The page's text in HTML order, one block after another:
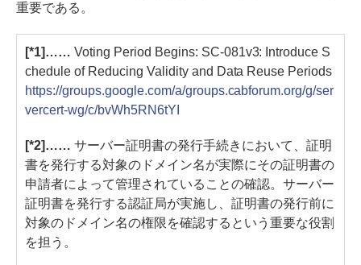
重要である。
[*1]…… Voting Period Begins: SC-081v3: Introduce S
chedule of Reducing Validity and Data Reuse Periods
https://groups.google.com/a/groups.cabforum.org/g/ser
vercert-wg/c/bvWh5RN6tYI
[*2]…… サーバー証明書の発行手続きにおいて、証明
書を発行する対象のドメイン名が実際にその証明書の
申請者によって管理されていることの確認。サーバー
証明書を発行する認証局が実施し、証明書の発行前に
対象のドメイン名の権限を確認するという重要な役割
を担う。